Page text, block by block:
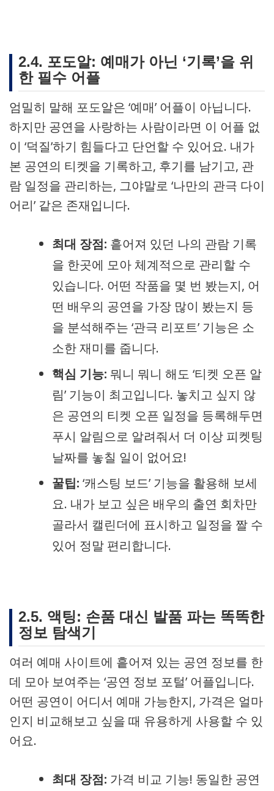
2.4. 포도알: 예매가 아닌 ‘기록’을 위
한 필수 어플
엄밀히 말해 포도알은 ‘예매’ 어플이 아닙니다.
하지만 공연을 사랑하는 사람이라면 이 어플 없
이 ‘덕질’하기 힘들다고 단언할 수 있어요. 내가
본 공연의 티켓을 기록하고, 후기를 남기고, 관
람 일정을 관리하는, 그야말로 ‘나만의 관극 다이
어리’ 같은 존재입니다.
최대 장점: 흩어져 있던 나의 관람 기록
을 한곳에 모아 체계적으로 관리할 수
있습니다. 어떤 작품을 몇 번 봤는지, 어
떤 배우의 공연을 가장 많이 봤는지 등
을 분석해주는 ‘관극 리포트’ 기능은 소
소한 재미를 줍니다.
핵심 기능: 뭐니 뭐니 해도 ‘티켓 오픈 알
림’ 기능이 최고입니다. 놓치고 싶지 않
은 공연의 티켓 오픈 일정을 등록해두면
푸시 알림으로 알려줘서 더 이상 피켓팅
날짜를 놓칠 일이 없어요!
꿀팁: ‘캐스팅 보드’ 기능을 활용해 보세
요. 내가 보고 싶은 배우의 출연 회차만
골라서 캘린더에 표시하고 일정을 짤 수
있어 정말 편리합니다.
2.5. 액팅: 손품 대신 발품 파는 똑똑한
정보 탐색기
여러 예매 사이트에 흩어져 있는 공연 정보를 한
데 모아 보여주는 ‘공연 정보 포털’ 어플입니다.
어떤 공연이 어디서 예매 가능한지, 가격은 얼마
인지 비교해보고 싶을 때 유용하게 사용할 수 있
어요.
최대 장점: 가격 비교 기능! 동일한 공연